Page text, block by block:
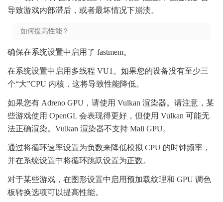
导致游戏内部滞后，或者最坏情况下崩溃。
如何提高性能？
确保在系统设置中启用了 fastmem。
在系统设置中启用多线程 VU1。如果您的设备没有至少三
个“大”CPU 内核，这将导致性能降低。
如果您有 Adreno GPU，请使用 Vulkan 渲染器。请注意，某
些游戏使用 OpenGL 会表现得更好，但使用 Vulkan 可能无
法正确渲染。Vulkan 渲染器不支持 Mali GPU。
通过将循环速率设置为负数来降低模拟 CPU 的时钟频率，
并在系统设置中将循环跳跃设置为正数。
对于某些游戏，在图形设置中启用预加载纹理和 GPU 调色
板转换选项可以提高性能。